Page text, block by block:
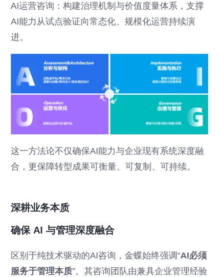
AI运营咨询：构建治理机制与价值度量体系，支撑
AI能力从试点验证向常态化、规模化运营持续演
进。
这一方法论不仅确保AI能力与企业现有系统深度融
合，更保障转型成果可衡量、可复制、可持续。
深耕业务本质
确保 AI 与管理深度融合
区别于纯技术驱动的AI咨询，金蝶始终强调“AI必须
服务于管理本质”。其咨询团队由兼具企业管理经验